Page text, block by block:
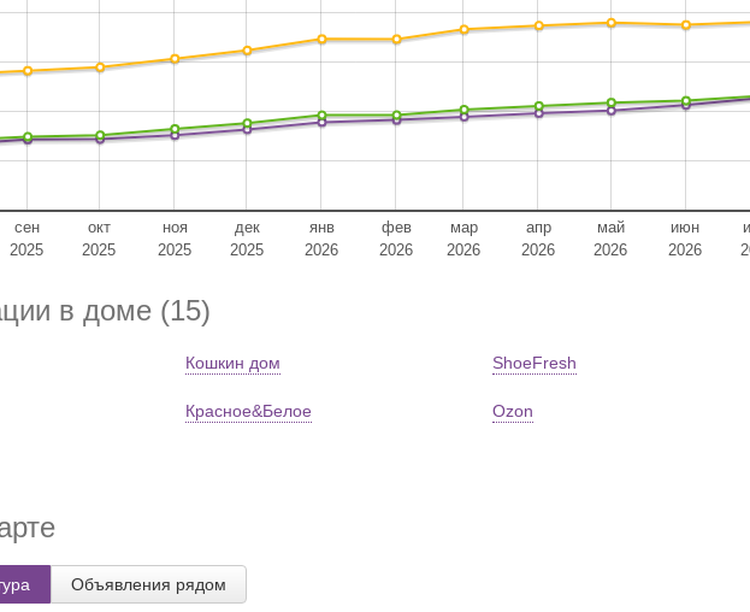
сен
2025
окт
2025
ноя
2025
дек
2025
янв
2026
фев
2026
мар
2026
апр
2026
май
2026
июн
2026
в доме (15)
Кошкин дом ShoeFresh
Красное&Белое Ozon
Объявления рядом